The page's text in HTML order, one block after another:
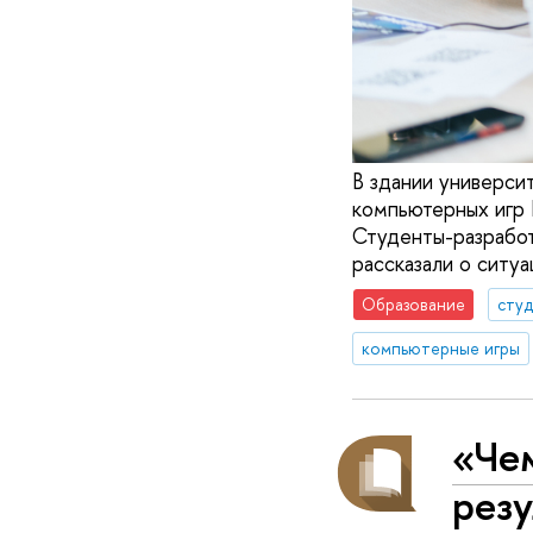
В здании
компьютерных
Студенты-
рассказали о
Образование
компьютерные игры